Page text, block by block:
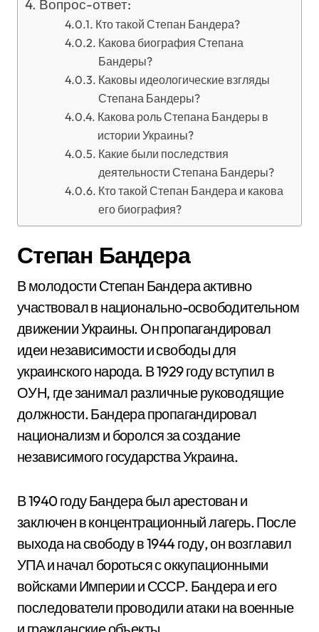
Вопрос-ответ:
Кто такой Степан Бандера?
Какова биография Степана
Бандеры?
Каковы идеологические взгляды
Степана Бандеры?
Какова роль Степана Бандеры в
истории Украины?
Какие были последствия
деятельности Степана Бандеры?
Кто такой Степан Бандера и какова
его биография?
Степан Бандера
В молодости Степан Бандера активно
участвовал в национально-освободительном
движении Украины. Он пропагандировал
идеи независимости и свободы для
украинского народа. В 1929 году вступил в
ОУН, где занимал различные руководящие
должности. Бандера пропагандировал
национализм и боролся за создание
независимого государства Украина.
В 1940 году Бандера был арестован и
заключен в концентрационный лагерь. После
выхода на свободу в 1944 году, он возглавил
УПА и начал бороться с оккупационными
войсками Империи и СССР. Бандера и его
последователи проводили атаки на военные